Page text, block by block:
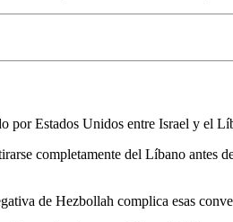
por Estados Unidos entre Israel y el
completamente del Líbano antes
de Hezbollah complica esas